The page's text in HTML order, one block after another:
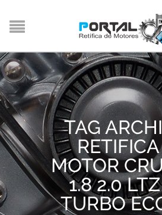
TAG
MOTOR
1.8 2.0
TURBO